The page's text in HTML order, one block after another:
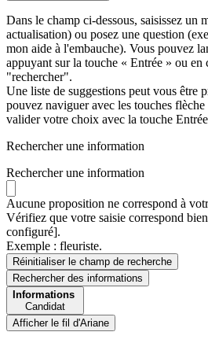
Dans le champ ci-dessous, saisissez un
actualisation) ou posez une question
mon aide à l'embauche). Vous pouvez
appuyant sur la touche « Entrée » ou en
"rechercher".
Une liste de suggestions peut vous être
pouvez naviguer avec les touches
valider votre choix avec la touche
Rechercher une information
Rechercher une information
Aucune proposition ne correspond à
Vérifiez que votre saisie correspond
configuré].
Exemple : fleuriste.
Réinitialiser le champ de recherche
Rechercherdes informations
Informations
Candidat
Afficher le fil d'Ariane